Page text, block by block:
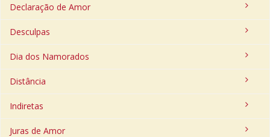
Declaração de Amor
Desculpas
Dia dos Namorados
Distância
Indiretas
Juras de Amor